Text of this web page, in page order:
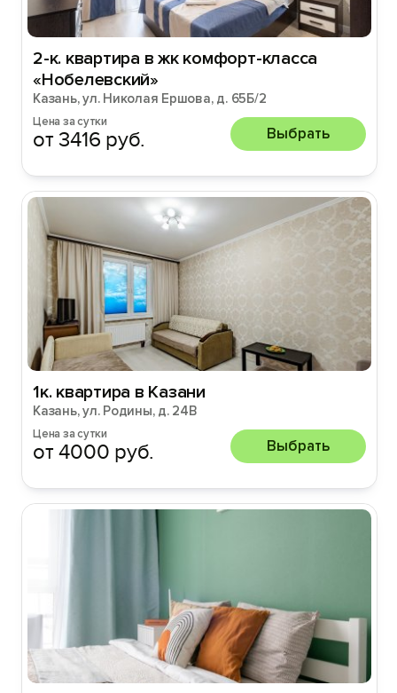
2-к. квартира в жк комфорт-класса
«Нобелевский»
Казань, ул. Николая Ершова, д. 65Б/2
Цена за сутки
от 3416 руб. Выбрать
1к. квартира в Казани
Казань, ул. Родины, д. 24В
Цена за сутки
от 4000 руб. Выбрать